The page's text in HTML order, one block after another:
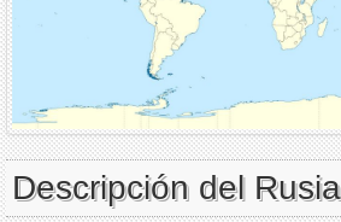
Descripción del